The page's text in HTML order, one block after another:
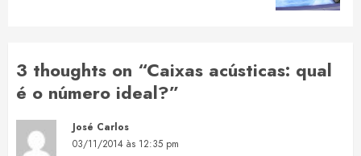
3 thoughts on “Caixas acústicas: qual
é o número ideal?”
José Carlos
03/11/2014 às 12:35 pm